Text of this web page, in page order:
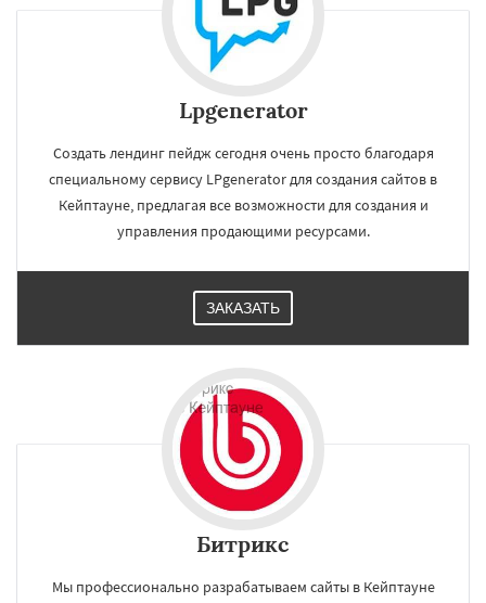
Lpgenerator
Создать лендинг пейдж сегодня очень просто благодаря
специальному сервису LPgenerator для создания сайтов в
Кейптауне, предлагая все возможности для создания и
управления продающими ресурсами.
ЗАКАЗАТЬ
Битрикс
Мы профессионально разрабатываем сайты в Кейптауне